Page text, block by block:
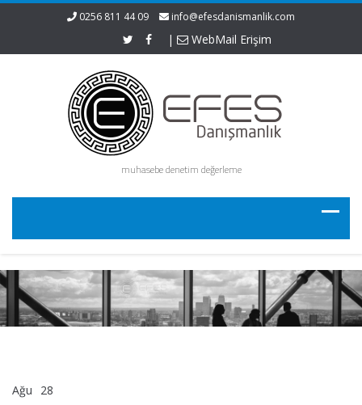
0256 811 44 09 info@efesdanismanlik.com
| WebMail Erişim
muhasebe denetim değerleme
Ağu 28